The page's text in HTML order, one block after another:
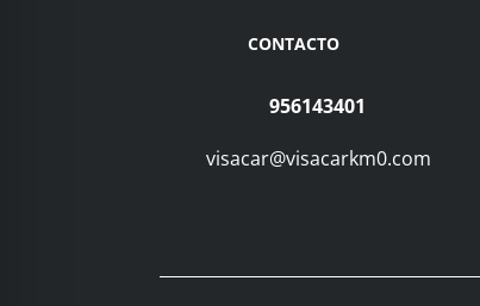
CONTACTO
956143401
visacar@visacarkm0.com